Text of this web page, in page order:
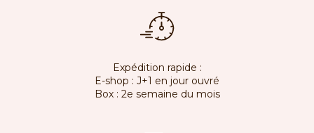
Expédition rapide :
E-shop : J+1 en jour ouvré
Box : 2e semaine du mois